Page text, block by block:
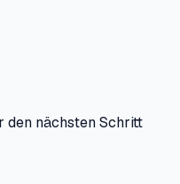
den nächsten Schritt